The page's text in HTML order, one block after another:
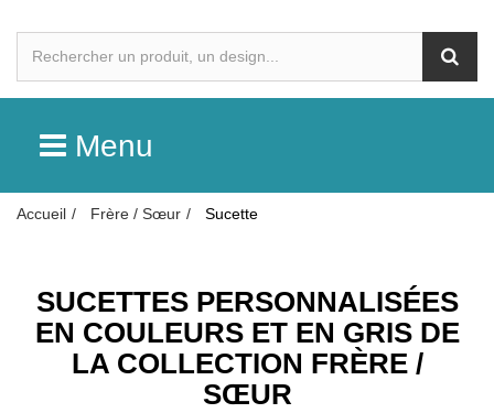
Menu
Accueil Frère / Sœur Sucette
SUCETTES PERSONNALISÉES
EN COULEURS ET EN GRIS DE
LA COLLECTION FRÈRE /
SŒUR